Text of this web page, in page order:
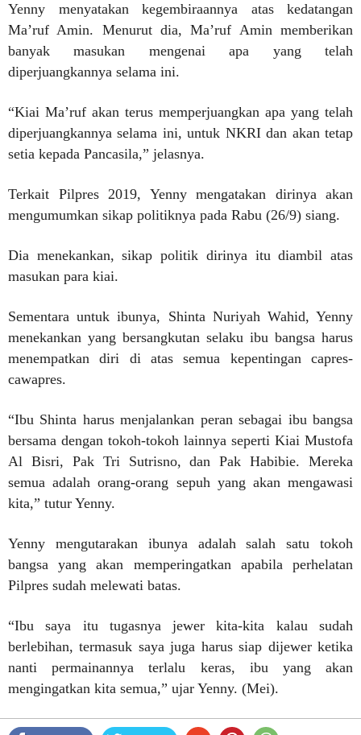
Yenny menyatakan kegembiraannya atas kedatangan
Ma’ruf Amin. Menurut dia, Ma’ruf Amin memberikan
banyak masukan mengenai apa yang telah
diperjuangkannya selama ini.
“Kiai Ma’ruf akan terus memperjuangkan apa yang telah
diperjuangkannya selama ini, untuk NKRI dan akan tetap
setia kepada Pancasila,” jelasnya.
Terkait Pilpres 2019, Yenny mengatakan dirinya akan
mengumumkan sikap politiknya pada Rabu (26/9) siang.
Dia menekankan, sikap politik dirinya itu diambil atas
masukan para kiai.
Sementara untuk ibunya, Shinta Nuriyah Wahid, Yenny
menekankan yang bersangkutan selaku ibu bangsa harus
menempatkan diri di atas semua kepentingan capres-
cawapres.
“Ibu Shinta harus menjalankan peran sebagai ibu bangsa
bersama dengan tokoh-tokoh lainnya seperti Kiai Mustofa
Al Bisri, Pak Tri Sutrisno, dan Pak Habibie. Mereka
semua adalah orang-orang sepuh yang akan mengawasi
kita,” tutur Yenny.
Yenny mengutarakan ibunya adalah salah satu tokoh
bangsa yang akan memperingatkan apabila perhelatan
Pilpres sudah melewati batas.
“Ibu saya itu tugasnya jewer kita-kita kalau sudah
berlebihan, termasuk saya juga harus siap dijewer ketika
nanti permainannya terlalu keras, ibu yang akan
mengingatkan kita semua,” ujar Yenny. (Mei).